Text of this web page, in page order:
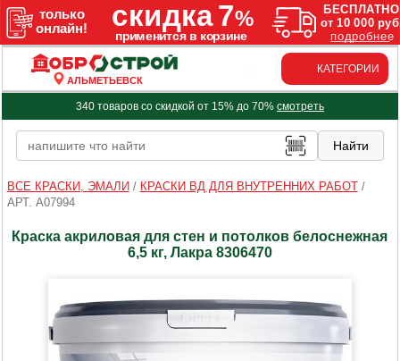
АЛЬМЕТЬЕВСК
КАТЕГОРИИ
340 товаров со скидкой от 15% до 70% смотреть
ВСЕ КРАСКИ, ЭМАЛИ / КРАСКИ ВД ДЛЯ ВНУТРЕННИХ РАБОТ/
АРТ. A07994
Краска акриловая для стен и потолков белоснежная
6,5 кг, Лакра 8306470